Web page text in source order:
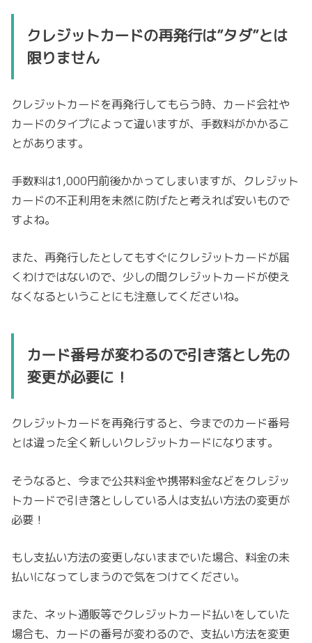
クレジットカードの再発行は”タダ”とは
限りません
クレジットカードを再発行してもらう時、カード会社や
カードのタイプによって違いますが、手数料がかかるこ
とがあります。
手数料は1,000円前後かかってしまいますが、クレジット
カードの不正利用を未然に防げたと考えれば安いもので
すよね。
また、再発行したとしてもすぐにクレジットカードが届
くわけではないので、少しの間クレジットカードが使え
なくなるということにも注意してくださいね。
カード番号が変わるので引き落とし先の
変更が必要に！
クレジットカードを再発行すると、今までのカード番号
とは違った全く新しいクレジットカードになります。
そうなると、今まで公共料金や携帯料金などをクレジッ
トカードで引き落とししている人は支払い方法の変更が
必要！
もし支払い方法の変更しないままでいた場合、料金の未
払いになってしまうので気をつけてください。
また、ネット通販等でクレジットカード払いをしていた
場合も、カードの番号が変わるので、支払い方法を変更